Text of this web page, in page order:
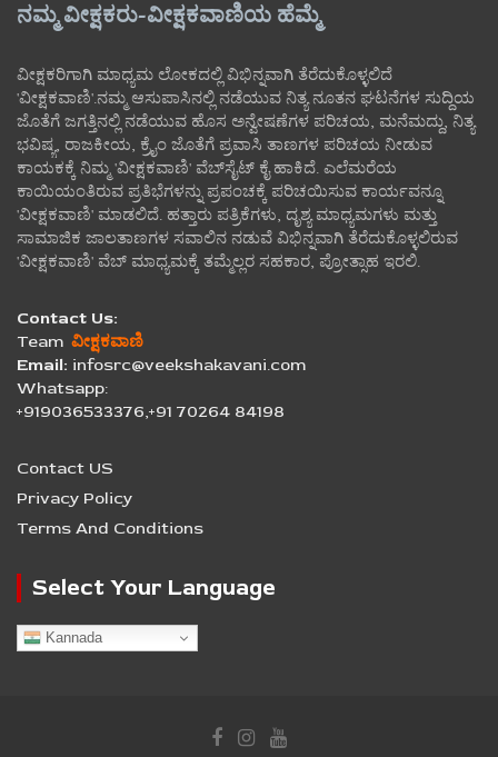
ನಮ್ಮ ವೀಕ್ಷಕರು-ವೀಕ್ಷಕವಾಣಿಯ ಹೆಮ್ಮೆ
ವೀಕ್ಷಕರಿಗಾಗಿ ಮಾಧ್ಯಮ ಲೋಕದಲ್ಲಿ ವಿಭಿನ್ನವಾಗಿ ತೆರೆದುಕೊಳ್ಳಲಿದೆ
'ವೀಕ್ಷಕವಾಣಿ'.ನಮ್ಮ ಆಸುಪಾಸಿನಲ್ಲಿ ನಡೆಯುವ ನಿತ್ಯ ನೂತನ ಘಟನೆಗಳ ಸುದ್ದಿಯ
ಜೊತೆಗೆ ಜಗತ್ತಿನಲ್ಲಿ ನಡೆಯುವ ಹೊಸ ಅನ್ವೇಷಣೆಗಳ ಪರಿಚಯ, ಮನೆಮದ್ದು, ನಿತ್ಯ
ಭವಿಷ್ಯ, ರಾಜಕೀಯ, ಕ್ರೈಂ ಜೊತೆಗೆ ಪ್ರವಾಸಿ ತಾಣಗಳ ಪರಿಚಯ ನೀಡುವ
ಕಾಯಕಕ್ಕೆ ನಿಮ್ಮ 'ವೀಕ್ಷಕವಾಣಿ' ವೆಬ್‌ಸೈಟ್‌ ಕೈ ಹಾಕಿದೆ. ಎಲೆಮರೆಯ
ಕಾಯಿಯಂತಿರುವ ಪ್ರತಿಭೆಗಳನ್ನು ಪ್ರಪಂಚಕ್ಕೆ ಪರಿಚಯಿಸುವ ಕಾರ್ಯವನ್ನೂ
'ವೀಕ್ಷಕವಾಣಿ' ಮಾಡಲಿದೆ. ಹತ್ತಾರು ಪತ್ರಿಕೆಗಳು, ದೃಶ್ಯ ಮಾಧ್ಯಮಗಳು ಮತ್ತು
ಸಾಮಾಜಿಕ ಜಾಲತಾಣಗಳ ಸವಾಲಿನ ನಡುವೆ ವಿಭಿನ್ನವಾಗಿ ತೆರೆದುಕೊಳ್ಳಲಿರುವ
'ವೀಕ್ಷಕವಾಣಿ' ವೆಬ್ ಮಾಧ್ಯಮಕ್ಕೆ ತಮ್ಮೆಲ್ಲರ ಸಹಕಾರ, ಪ್ರೋತ್ಸಾಹ ಇರಲಿ.
Contact Us:
Team ವೀಕ್ಷಕವಾಣಿ
Email: infosrc@veekshakavani.com
Whatsapp:
+919036533376,+91 70264 84198
Contact US
Privacy Policy
Terms And Conditions
Select Your Language
Kannada